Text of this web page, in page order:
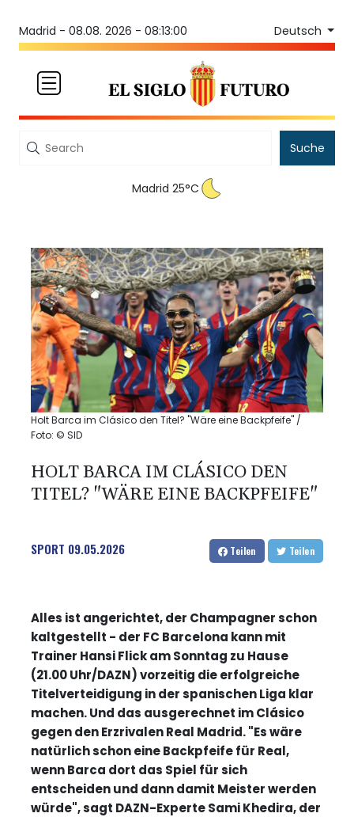
Madrid - 08.08. 2026 - 08:13:00 Deutsch
Suche
Madrid 25°C
Holt Barca im Clásico den Titel? "Wäre eine Backpfeife" /
Foto: © SID
HOLT BARCA IM CLÁSICO DEN
TITEL? "WÄRE EINE BACKPFEIFE"
SPORT 09.05.2026 Teilen Teilen
Alles ist angerichtet, der Champagner schon
kaltgestellt - der FC Barcelona kann mit
Trainer Hansi Flick am Sonntag zu Hause
(21.00 Uhr/DAZN) vorzeitig die erfolgreiche
Titelverteidigung in der spanischen Liga klar
machen. Und das ausgerechnet im Clásico
gegen den Erzrivalen Real Madrid. "Es wäre
natürlich schon eine Backpfeife für Real,
wenn Barca dort das Spiel für sich
entscheiden und dann damit Meister werden
würde", sagt DAZN-Experte Sami Khedira, der